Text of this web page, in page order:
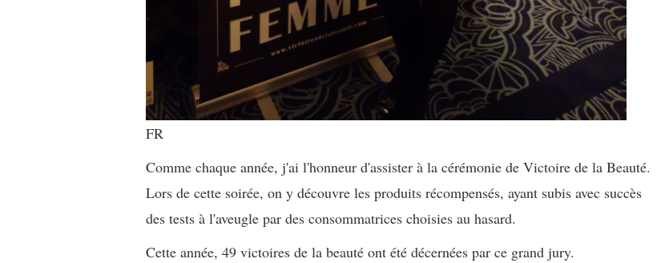
FR
Comme chaque année, j'ai l'honneur d'assister à la cérémonie de Victoire de la Beauté.
Lors de cette soirée, on y découvre les produits récompensés, ayant subis avec succès
des tests à l'aveugle par des consommatrices choisies au hasard.
Cette année, 49 victoires de la beauté ont été décernées par ce grand jury.